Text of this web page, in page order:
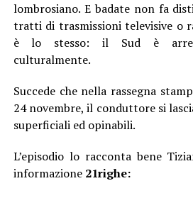
lombrosiano. E badate non fa
tratti di trasmissioni televisive o
è lo stesso: il Sud è
culturalmente.
Succede che nella rassegna
24 novembre, il conduttore si
superficiali ed opinabili.
L’episodio lo racconta bene
informazione 21righe: